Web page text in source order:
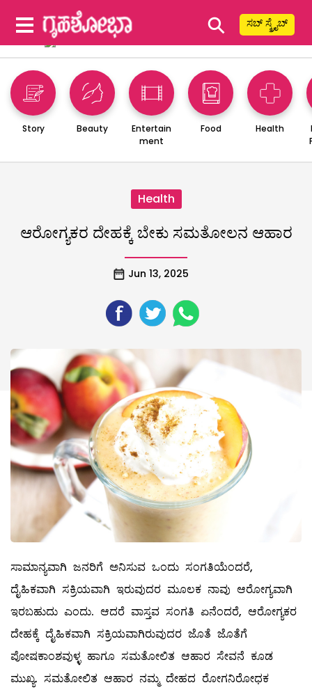
⚲ ಸಬ್ ಸ್ಕ್ರೈಬ್
Story Beauty
Entertain
ment
Food Health
Health
ಆರೋಗ್ಯಕರ ದೇಹಕ್ಕೆ ಬೇಕು ಸಮತೋಲನ ಆಹಾರ
Jun 13, 2025
ಸಾಮಾನ್ಯವಾಗಿ ಜನರಿಗೆ ಅನಿಸುವ ಒಂದು ಸಂಗತಿಯೆಂದರೆ,
ದೈಹಿಕವಾಗಿ ಸಕ್ರಿಯವಾಗಿ ಇರುವುದರ ಮೂಲಕ ನಾವು ಆರೋಗ್ಯವಾಗಿ
ಇರಬಹುದು ಎಂದು. ಆದರೆ ವಾಸ್ತವ ಸಂಗತಿ ಏನೆಂದರೆ, ಆರೋಗ್ಯಕರ
ದೇಹಕ್ಕೆ ದೈಹಿಕವಾಗಿ ಸಕ್ರಿಯವಾಗಿರುವುದರ ಜೊತೆ ಜೊತೆಗೆ
ಪೋಷಕಾಂಶವುಳ್ಳ ಹಾಗೂ ಸಮತೋಲಿತ ಆಹಾರ ಸೇವನೆ ಕೂಡ
ಮುಖ್ಯ. ಸಮತೋಲಿತ ಆಹಾರ ನಮ್ಮ ದೇಹದ ರೋಗನಿರೋಧಕ